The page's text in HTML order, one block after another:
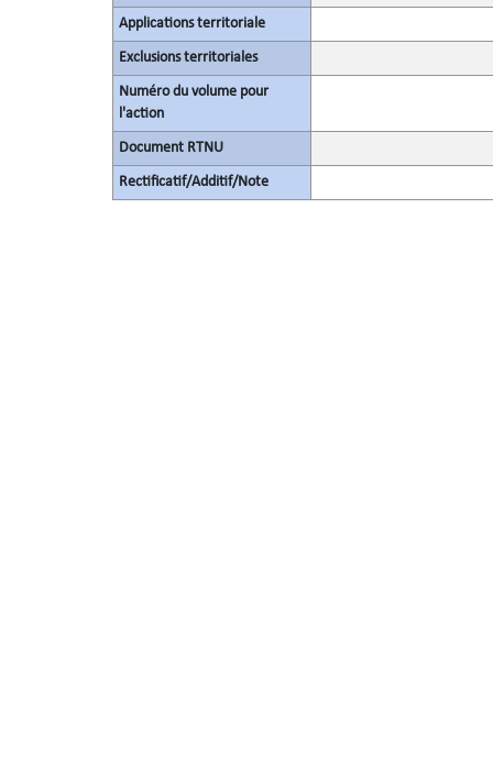
Applications territoriale
Exclusions territoriales
Numéro du volume pour
l'action
Document RTNU
Rectificatif/Additif/Note